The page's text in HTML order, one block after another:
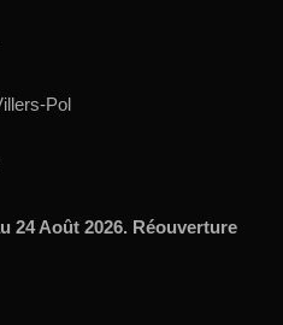
Pol
24 Août 2026. Réouverture